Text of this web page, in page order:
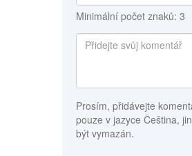
Minimální počet znaků: 3
Prosím, přidávejte
pouze v jazyce Čeština,
být vymazán.